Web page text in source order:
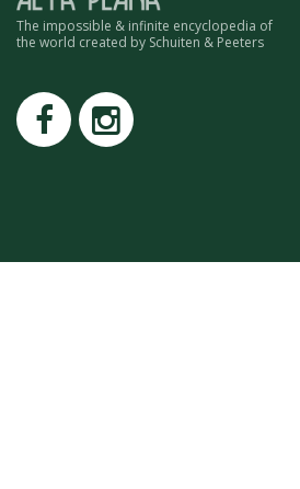
ROMAIN RENARD
DAVID MERVEILLE
The impossible & infinite encyclopedia of
the world created by Schuiten & Peeters